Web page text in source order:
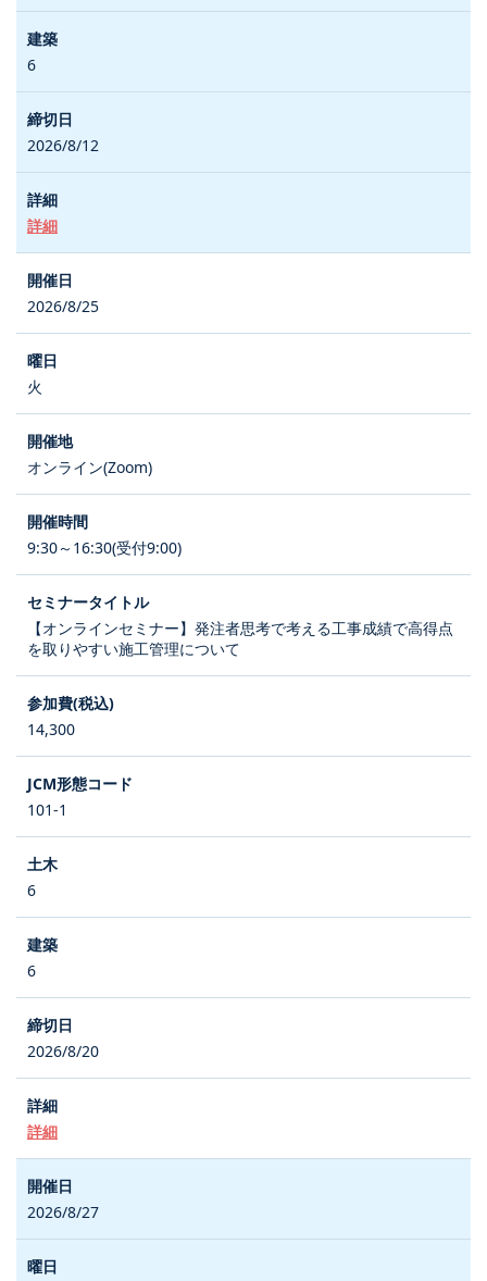
6
2026/8/12
詳細
2026/8/25
火
オンライン(Zoom)
9:30～16:30(受付9:00)
【オンラインセミナー】発注者思考で考える工事成績で高得点
を取りやすい施工管理について
14,300
101-1
6
6
2026/8/20
詳細
2026/8/27